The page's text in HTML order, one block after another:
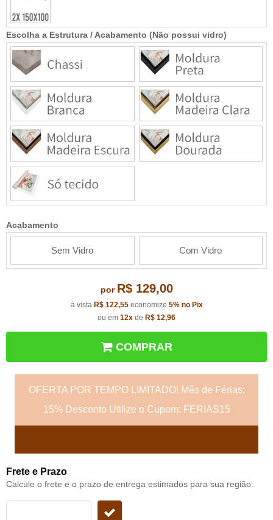
Escolha a Estrutura / Acabamento (Não possui vidro)
Acabamento
Sem Vidro Com Vidro
por R$ 129,00
à vista R$ 122,55economize 5% no Pix
ou em 12x de R$ 12,96
COMPRAR
OFERTA POR TEMPO LIMITADO! Mês de Férias:
15% Desconto Utilize o Cupom: FERIAS15
Frete e Prazo
Calcule o frete e o prazo de entrega estimados para sua região: